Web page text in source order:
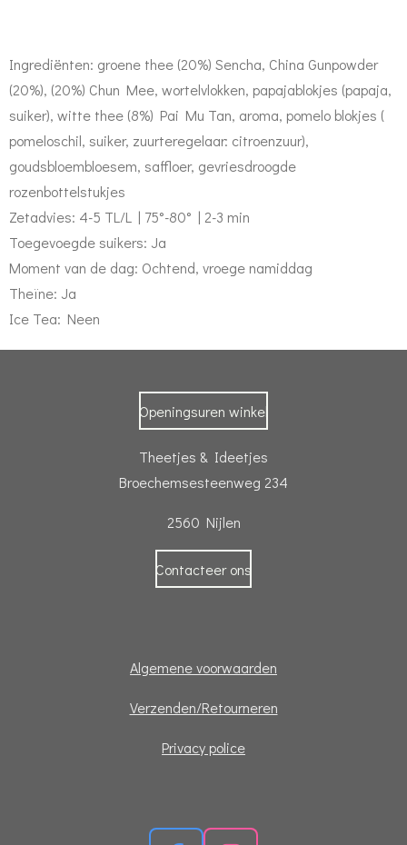
Ingrediënten: groene thee (20%) Sencha, China Gunpowder
(20%), (20%) Chun Mee, wortelvlokken, papajablokjes (papaja,
suiker), witte thee (8%) Pai Mu Tan, aroma, pomelo blokjes (
pomeloschil, suiker, zuurteregelaar: citroenzuur),
goudsbloembloesem, saffloer, gevriesdroogde
rozenbottelstukjes
Zetadvies: 4-5 TL/L | 75°-80° | 2-3 min
Toegevoegde suikers: Ja
Moment van de dag: Ochtend, vroege namiddag
Theïne: Ja
Ice Tea: Neen
Openingsuren winkel
Theetjes & Ideetjes
Broechemsesteenweg 234
2560 Nijlen
Contacteer ons
Algemene voorwaarden
Verzenden/Retourneren
Privacy police